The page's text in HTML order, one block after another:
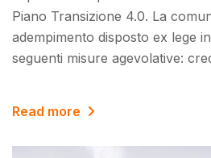
Piano Transizione 4.0. La
adempimento disposto ex lege
seguenti misure agevolative:
Read more